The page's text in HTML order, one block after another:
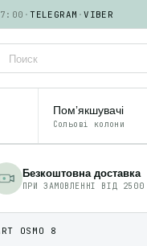
·TELEGRAM ·VIBER
Помʼякшувачі
Сольові колони
Безкоштовна доставка
ПРИ ЗАМОВЛЕННІ ВІД
OSMO 8